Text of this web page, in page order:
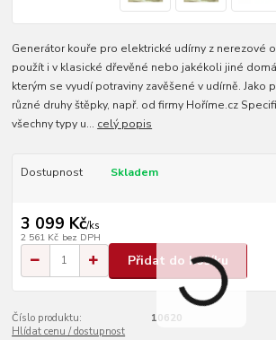
Generátor kouře pro elektrické udírny z nerezové
použít i v klasické dřevěné nebo jakékoli jiné
kterým se vyudí potraviny zavěšené v udírně. Jako
různé druhy štěpky, např. od firmy Hoříme.cz
všechny typy u... celý popis
Dostupnost Skladem
3 099 Kč/ks
2 561 Kč bez DPH
Přidat do košíku
Číslo produktu:
10620
Hlídat cenu / dostupnost